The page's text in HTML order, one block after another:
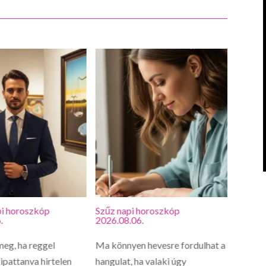
horoszkóp
ha reggel
hirtelen
Szűz napi horoszkóp
2026.08.06.
Ma könnyen hevesre fordulhat a
hangulat, ha valaki úgy